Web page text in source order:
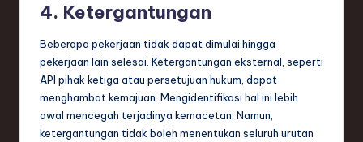
4. Ketergantungan
Beberapa pekerjaan tidak dapat dimulai hingga
pekerjaan lain selesai. Ketergantungan eksternal, seperti
API pihak ketiga atau persetujuan hukum, dapat
menghambat kemajuan. Mengidentifikasi hal ini lebih
awal mencegah terjadinya kemacetan. Namun,
ketergantungan tidak boleh menentukan seluruh urutan